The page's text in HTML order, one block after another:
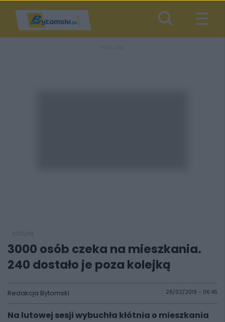
3000 osób czeka na mieszkania.
240 dostało je poza kolejką
Redakcja Bytomski 28/02/2019 - 06:45
Na lutowej sesji wybuchła kłótnia o mieszkania